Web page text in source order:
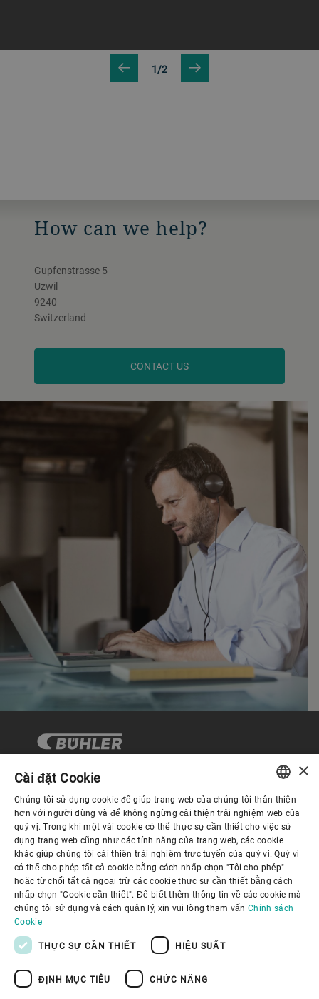
1/2
How can we help?
Gupfenstrasse 5
Uzwil
9240
Switzerland
CONTACT US
Quản trị Doanh nghiệp
Về Chúng tôi
Liên kết hữu ích
ENGLISH
SPANISH
GERMAN
FRENCH
PORTUGUESE
×
Cài đặt Cookie
Chúng tôi sử dụng cookie để giúp trang web của chúng tôi thân thiện
hơn với người dùng và để không ngừng cải thiện trải nghiệm web của
quý vị. Trong khi một vài cookie có thể thực sự cần thiết cho việc sử
dụng trang web cũng như các tính năng của trang web, các cookie
khác giúp chúng tôi cải thiện trải nghiệm trực tuyến của quý vị. Quý vị
có thể cho phép tất cả cookie bằng cách nhấp chọn "Tôi cho phép"
hoặc từ chối tất cả ngoại trừ các cookie thực sự cần thiết bằng cách
nhấp chọn "Cookie cần thiết". Để biết thêm thông tin về các cookie mà
chúng tôi sử dụng và cách quản lý, xin vui lòng tham vấnChính sách
Cookie
THỰC SỰ CẦN THIẾT HIỆU SUẤT
ĐỊNH MỤC TIÊU CHỨC NĂNG